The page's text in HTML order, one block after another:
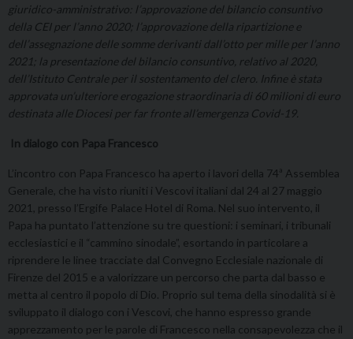
giuridico-amministrativo: l’approvazione del bilancio consuntivo
della CEI per l’anno 2020; l’approvazione della ripartizione e
dell’assegnazione delle somme derivanti dall’otto per mille per l’anno
2021; la presentazione del bilancio consuntivo, relativo al 2020,
dell’Istituto Centrale per il sostentamento del clero. Infine è stata
approvata un’ulteriore erogazione straordinaria di 60 milioni di euro
destinata alle Diocesi per far fronte all’emergenza Covid-19.
In dialogo con Papa Francesco
L’incontro con Papa Francesco ha aperto i lavori della 74ª Assemblea
Generale, che ha visto riuniti i Vescovi italiani dal 24 al 27 maggio
2021, presso l’Ergife Palace Hotel di Roma. Nel suo intervento, il
Papa ha puntato l’attenzione su tre questioni: i seminari, i tribunali
ecclesiastici e il “cammino sinodale”, esortando in particolare a
riprendere le linee tracciate dal Convegno Ecclesiale nazionale di
Firenze del 2015 e a valorizzare un percorso che parta dal basso e
metta al centro il popolo di Dio. Proprio sul tema della sinodalità si è
sviluppato il dialogo con i Vescovi, che hanno espresso grande
apprezzamento per le parole di Francesco nella consapevolezza che il